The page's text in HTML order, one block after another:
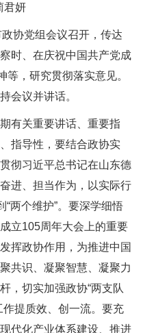
君妍
协党组会议召开，传达
时、在庆祝中国共产党成
，研究贯彻落实意见。
会议并讲话。
有关重要讲话、重要指
指导性，要结合政协实
彻习近平总书记在山东德
进、担当作为，以实际行
“两个维护”。要深学细悟
立105周年大会上的重要
挥政协作用，为推进中国
共识、凝聚智慧、凝聚力
，切实加强政协“两支队
提质效、创一流。要充
代化产业体系建设、推进